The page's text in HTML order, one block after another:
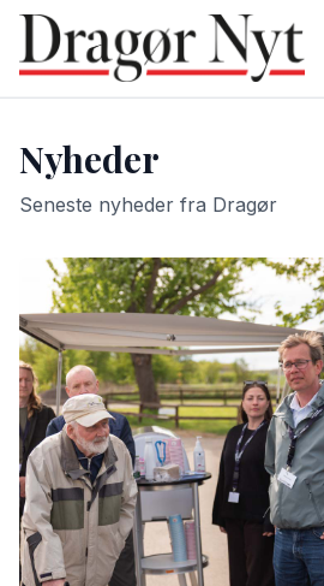
Nyheder
Seneste nyheder fra Dragør